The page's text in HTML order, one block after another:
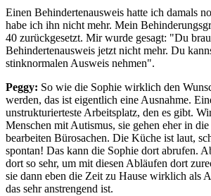
Einen Behindertenausweis hatte ich damals
habe ich ihn nicht mehr. Mein
40 zurückgesetzt. Mir wurde gesagt: "Du
Behindertenausweis jetzt nicht mehr. Du
stinknormalen Ausweis nehmen".
Peggy: So wie die Sophie wirklich den
werden, das ist eigentlich eine Ausnahme.
unstrukturierteste Arbeitsplatz, den es gibt.
Menschen mit Autismus, sie gehen eher in
bearbeiten Bürosachen. Die Küche ist laut,
spontan! Das kann die Sophie dort abrufen.
dort so sehr, um mit diesen Abläufen dort
sie dann eben die Zeit zu Hause wirklich als
das sehr anstrengend ist.